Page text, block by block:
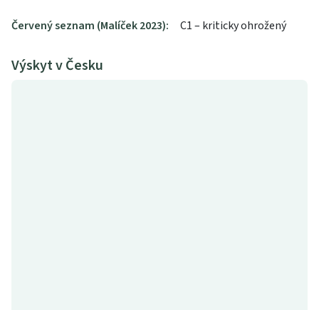
Červený seznam (Malíček 2023): C1 – kriticky ohrožený
Výskyt v Česku